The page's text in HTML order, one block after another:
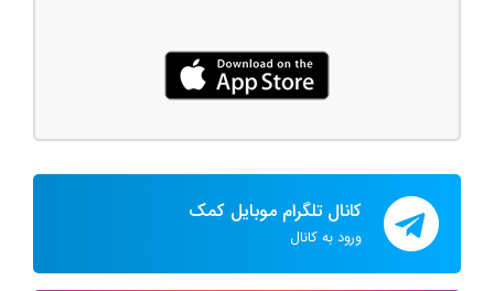
کانال تلگرام موبایل کمک
ورود به کانال